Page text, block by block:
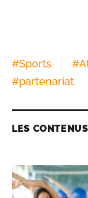
#Sports #
#partenariat
LES